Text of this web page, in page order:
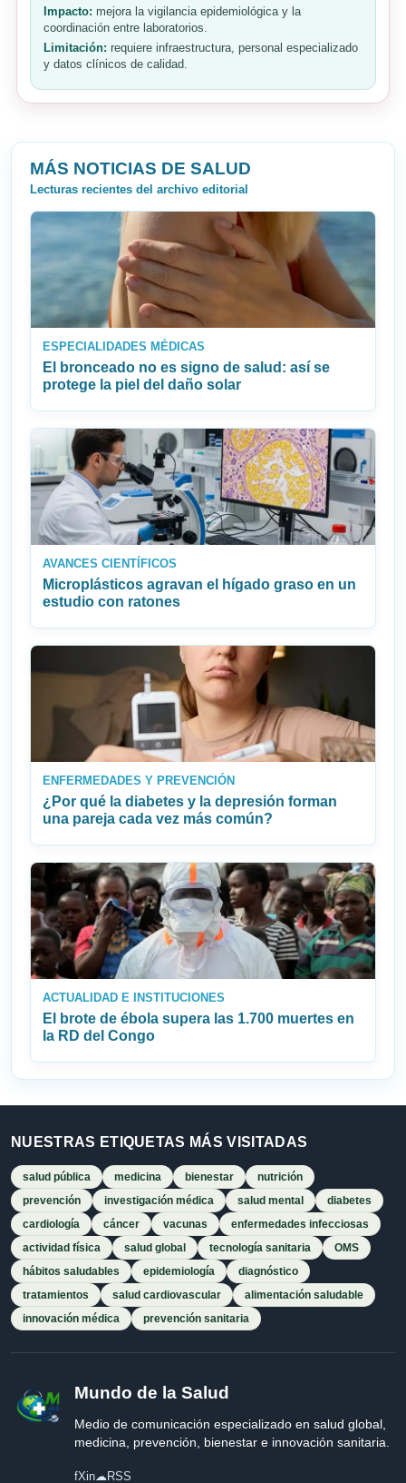
Impacto: mejora la vigilancia epidemiológica y la
coordinación entre laboratorios.
Limitación: requiere infraestructura, personal especializado
y datos clínicos de calidad.
MÁS NOTICIAS DE SALUD
Lecturas recientes del archivo editorial
ESPECIALIDADES MÉDICAS
El bronceado no es signo de salud: así se
protege la piel del daño solar
AVANCES CIENTÍFICOS
Microplásticos agravan el hígado graso en un
estudio con ratones
ENFERMEDADES Y PREVENCIÓN
¿Por qué la diabetes y la depresión forman
una pareja cada vez más común?
ACTUALIDAD E INSTITUCIONES
El brote de ébola supera las 1.700 muertes en
la RD del Congo
NUESTRAS ETIQUETAS MÁS VISITADAS
salud pública medicina bienestar
nutrición
prevención
investigación médica salud mental
diabetes
cardiología
cáncer vacunas
enfermedades infecciosas
actividad física
salud global tecnología sanitaria
OMS
hábitos saludables
epidemiología
diagnóstico
tratamientos
salud cardiovascular
alimentación saludable
innovación médica
prevención sanitaria
Mundo de la Salud
Medio de comunicación especializado en salud global,
medicina, prevención, bienestar e innovación sanitaria.
fXin☁RSS